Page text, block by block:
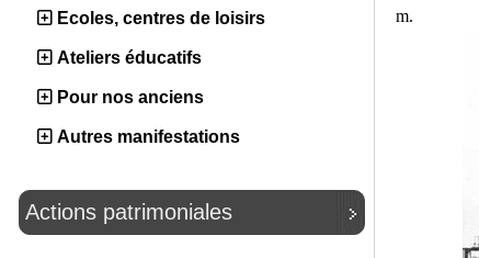
Ecoles, centres de loisirs
Ateliers éducatifs
Pour nos anciens
Autres manifestations
Actions patrimoniales
m.